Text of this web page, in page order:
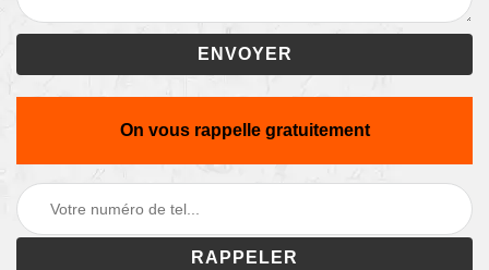
On vous rappelle gratuitement